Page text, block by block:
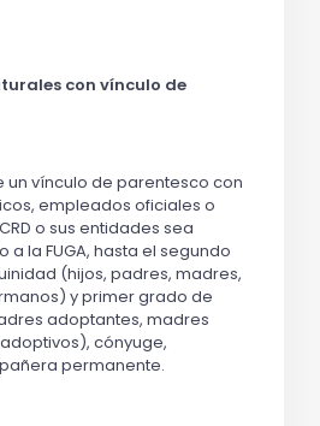
con vínculo de
un vínculo de parentesco con
empleados oficiales o
o sus entidades sea
o a la FUGA, hasta el segundo
(hijos, padres, madres,
y primer grado de
adoptantes, madres
cónyuge,
permanente.